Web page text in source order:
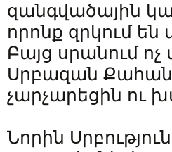
զանգվածային
որոնք զրկում
Բայց սրանում ոչ
Սրբազան
չարչարեցին ու
Նորին